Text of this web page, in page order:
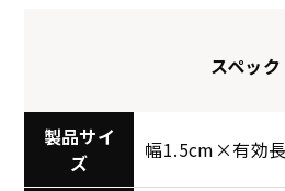
スペック
製品サイ
ズ
幅1.5cm×有効